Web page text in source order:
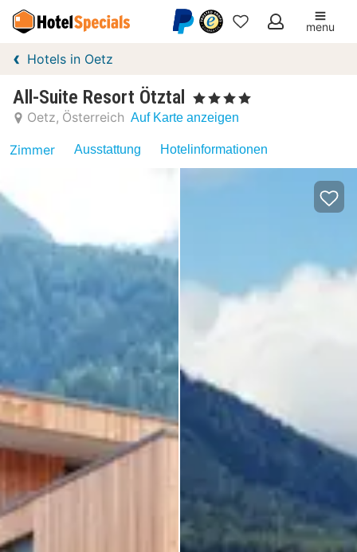
Meine
menu
Hotels in Oetz
All-Suite Resort Ötztal , 4 Sterne
Oetz Österreich Auf Karte anzeigen
Zimmer Ausstattung Hotelinformationen